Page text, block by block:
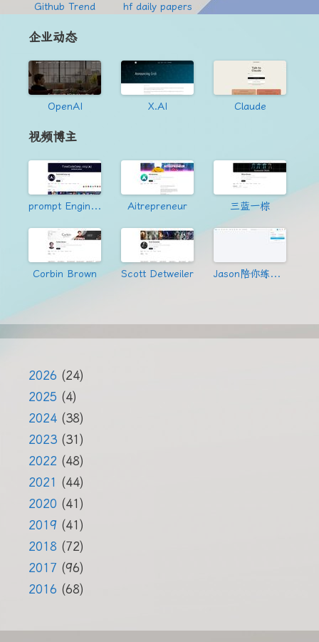
Github Trend hf daily papers
企业动态
OpenAI X.AI Claude
视频博主
prompt Engineering Aitrepreneur 三蓝一棕
Corbin Brown Scott Detweiler Jason陪你练绝技
2026 (24)
2025 (4)
2024 (38)
2023 (31)
2022 (48)
2021 (44)
2020 (41)
2019 (41)
2018 (72)
2017 (96)
2016 (68)